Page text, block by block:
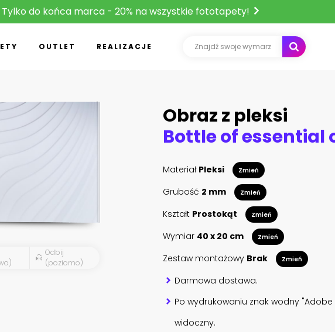
Tylko do końca marca - 20% na wszystkie fototapety!
OUTLET REALIZACJE
Odbij
(poziomo)
Obraz z pleksi
Materiał Pleksi Zmień
Grubość 2 mm Zmień
Kształt Prostokąt Zmień
Wymiar 40 x 20 cm Zmień
Zestaw montażowy Brak Zmień
Darmowa dostawa.
Po wydrukowaniu znak wodny
widoczny.